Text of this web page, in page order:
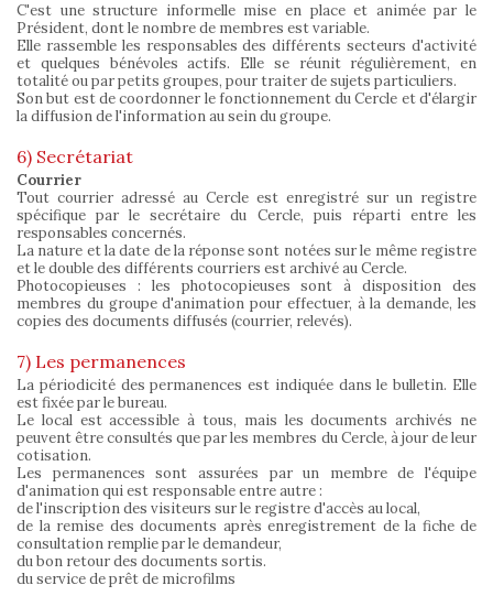
C'est une structure informelle mise en place et animée par le
Président, dont le nombre de membres est variable.
Elle rassemble les responsables des différents secteurs d'activité
et quelques bénévoles actifs. Elle se réunit régulièrement, en
totalité ou par petits groupes, pour traiter de sujets particuliers.
Son but est de coordonner le fonctionnement du Cercle et d'élargir
la diffusion de l'information au sein du groupe.
6) Secrétariat
Courrier
Tout courrier adressé au Cercle est enregistré sur un registre
spécifique par le secrétaire du Cercle, puis réparti entre les
responsables concernés.
La nature et la date de la réponse sont notées sur le même registre
et le double des différents courriers est archivé au Cercle.
Photocopieuses : les photocopieuses sont à disposition des
membres du groupe d'animation pour effectuer, à la demande, les
copies des documents diffusés (courrier, relevés).
7) Les permanences
La périodicité des permanences est indiquée dans le bulletin. Elle
est fixée par le bureau.
Le local est accessible à tous, mais les documents archivés ne
peuvent être consultés que par les membres du Cercle, à jour de leur
cotisation.
Les permanences sont assurées par un membre de l'équipe
d'animation qui est responsable entre autre :
de l'inscription des visiteurs sur le registre d'accès au local,
de la remise des documents après enregistrement de la fiche de
consultation remplie par le demandeur,
du bon retour des documents sortis.
du service de prêt de microfilms